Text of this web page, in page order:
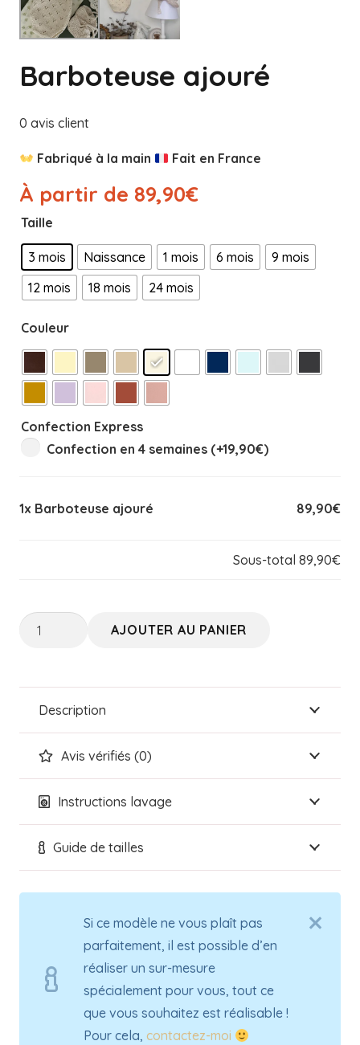
Barboteuse ajouré
0 avis client
Fabriqué à la main Fait en France
À partir de 89,90€
Taille
3 mois Naissance 1 mois 6 mois
9 mois
12 mois
18 mois 24 mois
Couleur
Confection Express
Confection en 4 semaines (+19,90€)
1x Barboteuse ajouré 89,90€
Sous-total 89,90€
quantité
ajouré
AJOUTER AU PANIER
Description
Avis vérifiés (0)
Instructions lavage
Guide de tailles
Si ce modèle ne vous plaît pas
parfaitement, il est possible d’en
réaliser un sur-mesure
spécialement pour vous, tout ce
que vous souhaitez est réalisable !
Pour cela, contactez-moi